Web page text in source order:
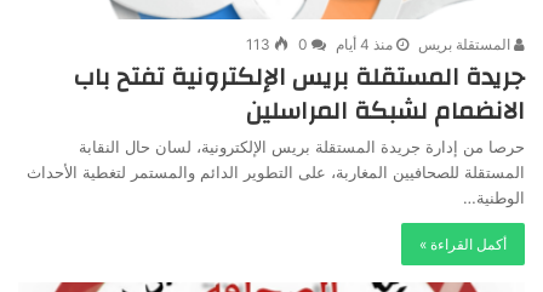
المستقلة بريس منذ 4 أيام 0
113
جريدة المستقلة بريس الإلكترونية تفتح باب
الانضمام لشبكة المراسلين
حرصا من إدارة جريدة المستقلة بريس الإلكترونية، لسان حال النقابة
المستقلة للصحافيين المغاربة، على التطوير الدائم والمستمر لتغطية الأحداث
الوطنية…
أكمل القراءة »